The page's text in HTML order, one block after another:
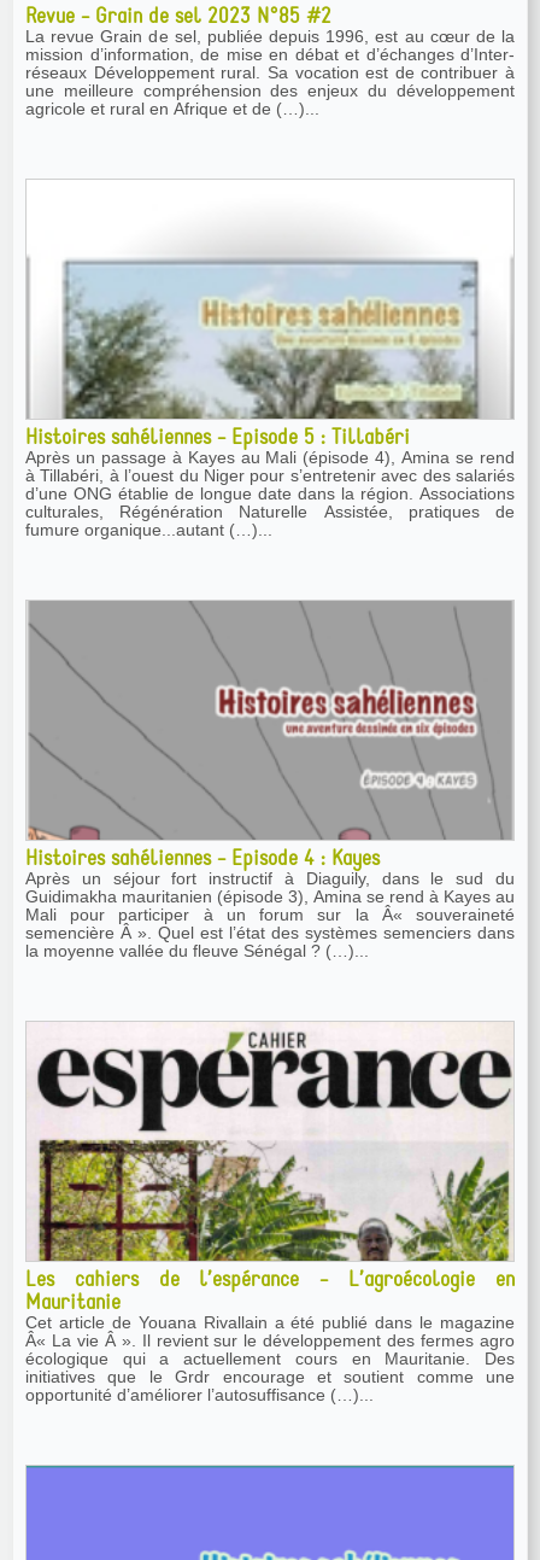
Revue - Grain de sel 2023 N°85 #2
La revue Grain de sel, publiée depuis 1996, est au cœur de la
mission d’information, de mise en débat et d’échanges d’Inter-
réseaux Développement rural. Sa vocation est de contribuer à
une meilleure compréhension des enjeux du développement
agricole et rural en Afrique et de (…)...
Histoires sahéliennes - Episode 5 : Tillabéri
Après un passage à Kayes au Mali (épisode 4), Amina se rend
à Tillabéri, à l’ouest du Niger pour s’entretenir avec des salariés
d’une ONG établie de longue date dans la région. Associations
culturales, Régénération Naturelle Assistée, pratiques de
fumure organique...autant (…)...
Histoires sahéliennes - Episode 4 : Kayes
Après un séjour fort instructif à Diaguily, dans le sud du
Guidimakha mauritanien (épisode 3), Amina se rend à Kayes au
Mali pour participer à un forum sur la Â« souveraineté
semencière Â ». Quel est l’état des systèmes semenciers dans
la moyenne vallée du fleuve Sénégal ? (…)...
Les cahiers de l’espérance - L’agroécologie en
Mauritanie
Cet article de Youana Rivallain a été publié dans le magazine
Â« La vie Â ». Il revient sur le développement des fermes agro
écologique qui a actuellement cours en Mauritanie. Des
initiatives que le Grdr encourage et soutient comme une
opportunité d’améliorer l’autosuffisance (…)...